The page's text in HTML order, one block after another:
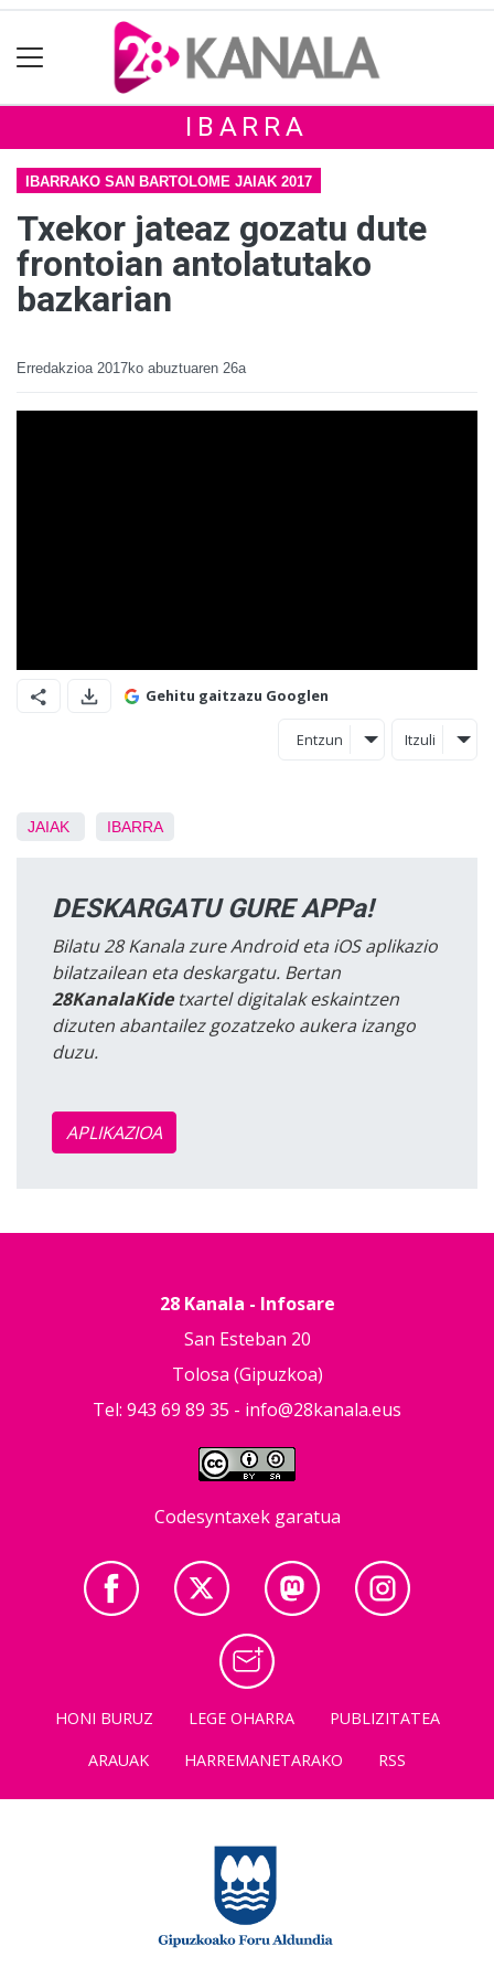
IBARRA
IBARRAKO SAN BARTOLOME JAIAK 2017
Txekor jateaz gozatu dute
frontoian antolatutako
bazkarian
Erredakzioa 2017ko abuztuaren 26a
Gehitu gaitzazu Googlen
Entzun Itzuli
JAIAK IBARRA
DESKARGATU GURE APPa!
Bilatu 28 Kanala zure Android eta iOS aplikazio
bilatzailean eta deskargatu. Bertan
28KanalaKidetxartel digitalak eskaintzen
dizuten abantailez gozatzeko aukera izango
duzu.
APLIKAZIOA
28 Kanala - Infosare
San Esteban 20
Tolosa (Gipuzkoa)
Tel: 943 69 89 35 - info@28kanala.eus
Codesyntaxek garatua
HONI BURUZ LEGE OHARRA
PUBLIZITATEA
ARAUAK
HARREMANETARAKO RSS